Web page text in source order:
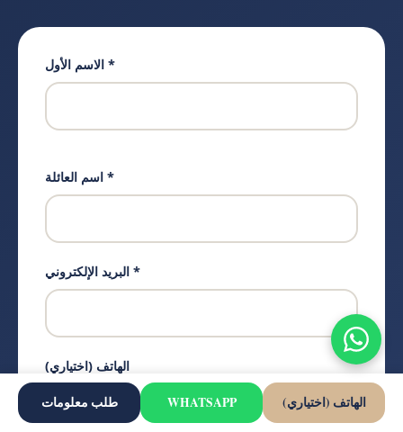
الاسم الأول *
اسم العائلة *
البريد الإلكتروني *
الهاتف (اختياري)
طلب معلومات WHATSAPP الهاتف (اختياري)